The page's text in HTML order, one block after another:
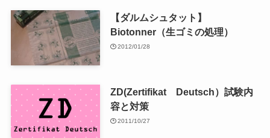
【ダルムシュタット】
Biotonner（生ゴミの処理）
2012/01/28
ZD(Zertifikat Deutsch）試験内
容と対策
2011/10/27